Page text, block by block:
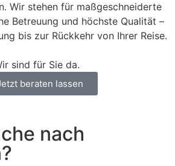
Wir stehen für maßgeschneiderte
Betreuung und höchste Qualität –
bis zur Rückkehr von Ihrer Reise.
sind für Sie da.
beraten lassen
nach